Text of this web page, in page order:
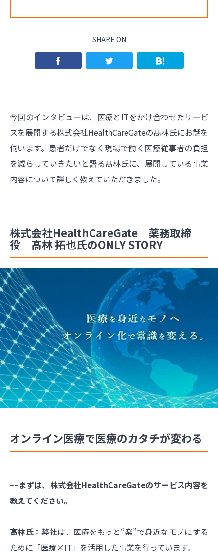
SHARE ON
今回のインタビューは、医療とITをかけ合わせたサービ
スを展開する株式会社HealthCareGateの髙林氏にお話を
伺います。患者だけでなく現場で働く医療従事者の負担
を減らしていきたいと語る髙林氏に、展開している事業
内容について詳しく教えていただきました。
株式会社HealthCareGate 薬務取締
役 髙林 拓也氏のONLY STORY
オンライン医療で医療のカタチが変わる
––まずは、株式会社HealthCareGateのサービス内容を
教えてください。
髙林氏：弊社は、医療をもっと“楽”で身近なモノにする
ために「医療×IT」を活用した事業を行っています。